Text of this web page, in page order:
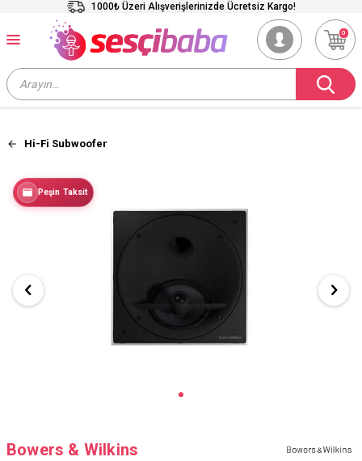
1000₺ Üzeri Alışverişlerinizde Ücretsiz Kargo!
0
Hi-Fi Subwoofer
Peşin Taksit
Bowers & Wilkins